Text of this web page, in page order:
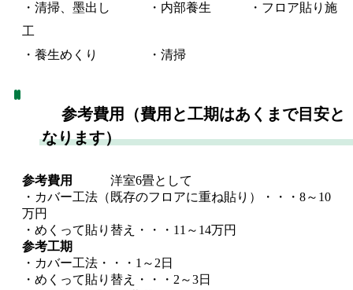
・清掃、墨出し ・内部養生 ・フロア貼り施
工
・養生めくり ・清掃
参考費用（費用と工期はあくまで目安と
なります）